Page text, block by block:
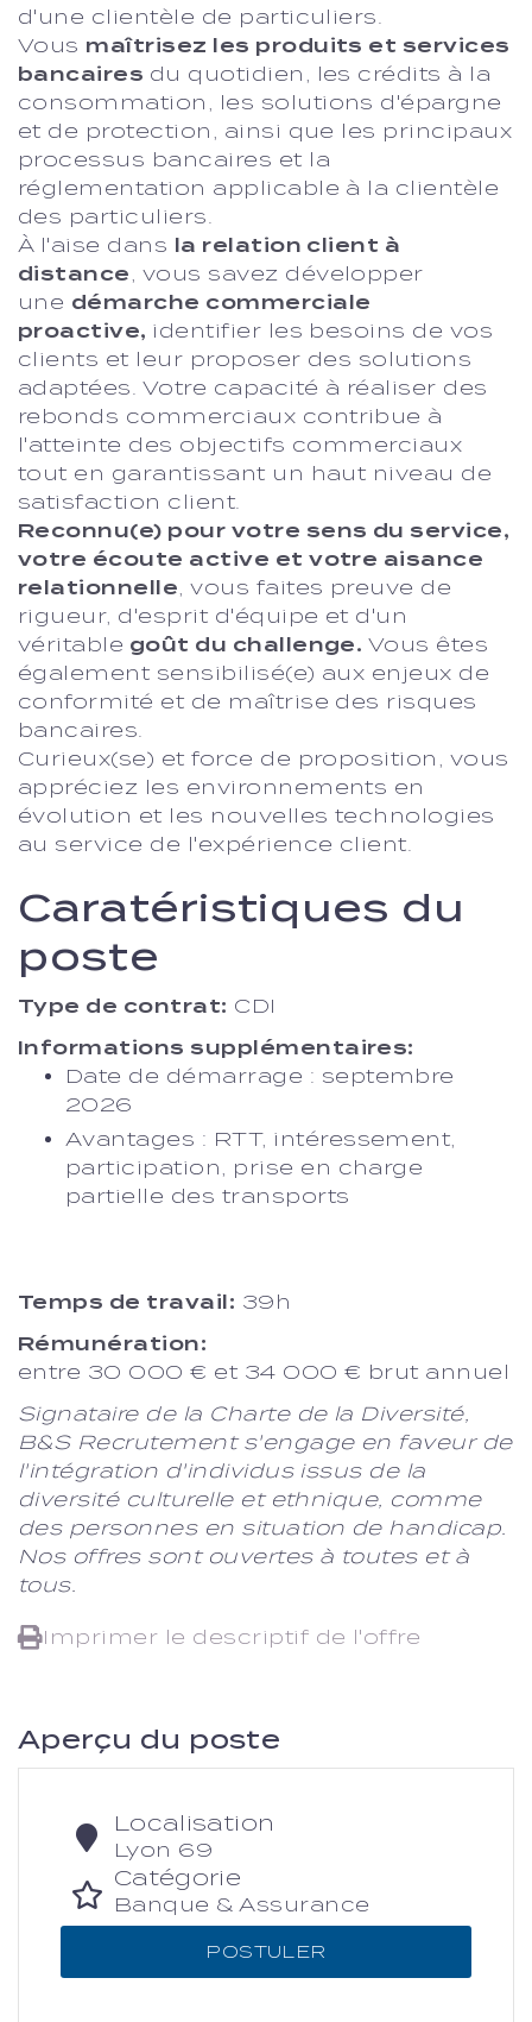
d'une clientèle de particuliers.
Vous maîtrisez les produits et services
bancaires du quotidien, les crédits à la
consommation, les solutions d'épargne
et de protection, ainsi que les principaux
processus bancaires et la
réglementation applicable à la clientèle
des particuliers.
À l'aise dans
la relation client à
distance, vous savez développer
une démarche commerciale
proactive, identifier les besoins de vos
clients et leur proposer des solutions
adaptées. Votre capacité à réaliser des
rebonds commerciaux contribue à
l'atteinte des objectifs commerciaux
tout en garantissant un haut niveau de
satisfaction client.
Reconnu(e) pour votre sens du service,
votre écoute active et votre aisance
relationnelle, vous faites preuve de
rigueur, d'esprit d'équipe et d'un
véritable goût du challenge. Vous êtes
également sensibilisé(e) aux enjeux de
conformité et de maîtrise des risques
bancaires.
Curieux(se) et force de proposition, vous
appréciez les environnements en
évolution et les nouvelles technologies
au service de l'expérience client.
Caratéristiques du
poste
Type de contrat: CDI
Informations supplémentaires:
Date de démarrage : septembre
2026
Avantages : RTT, intéressement,
participation, prise en charge
partielle des transports
Temps de travail: 39h
Rémunération:
entre 30 000 € et 34 000 € brut annuel
Signataire de la Charte de la Diversité,
B&S Recrutement s'engage en faveur de
l'intégration d'individus issus de la
diversité culturelle et ethnique, comme
des personnes en situation de handicap.
Nos offres sont ouvertes à toutes et à
tous.
Imprimer le descriptif de l'offre
Aperçu du poste
Localisation
Lyon 69
Catégorie
Banque & Assurance
POSTULER